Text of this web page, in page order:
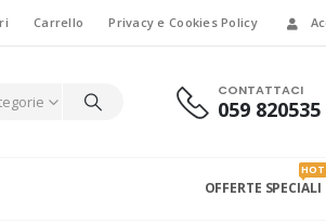
Carrello Privacy e Cookies Policy
CONTATTACI
059 820535
OFFERTE SPECIALI
HOT